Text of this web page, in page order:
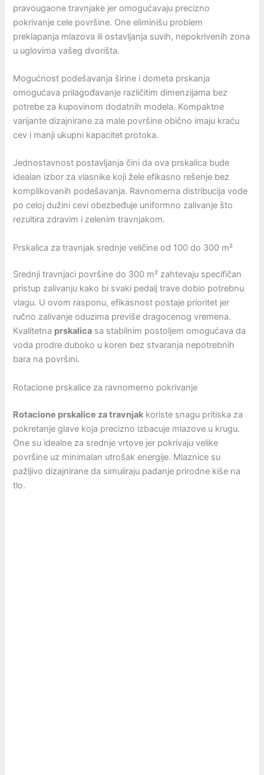
pravougaone travnjake jer omogućavaju precizno
pokrivanje cele površine. One eliminišu problem
preklapanja mlazova ili ostavljanja suvih, nepokrivenih zona
u uglovima vašeg dvorišta.
Mogućnost podešavanja širine i dometa prskanja
omogućava prilagođavanje različitim dimenzijama bez
potrebe za kupovinom dodatnih modela. Kompaktne
varijante dizajnirane za male površine obično imaju kraću
cev i manji ukupni kapacitet protoka.
Jednostavnost postavljanja čini da ova prskalica bude
idealan izbor za vlasnike koji žele efikasno rešenje bez
komplikovanih podešavanja. Ravnomerna distribucija vode
po celoj dužini cevi obezbeđuje uniformno zalivanje što
rezultira zdravim i zelenim travnjakom.
Prskalica za travnjak srednje veličine od 100 do 300 m²
Srednji travnjaci površine do 300 m² zahtevaju specifičan
pristup zalivanju kako bi svaki pedalj trave dobio potrebnu
vlagu. U ovom rasponu, efikasnost postaje prioritet jer
ručno zalivanje oduzima previše dragocenog vremena.
Kvalitetna prskalica sa stabilnim postoljem omogućava da
voda prodre duboko u koren bez stvaranja nepotrebnih
bara na površini.
Rotacione prskalice za ravnomerno pokrivanje
Rotacione prskalice za travnjak koriste snagu pritiska za
pokretanje glave koja precizno izbacuje mlazove u krugu.
One su idealne za srednje vrtove jer pokrivaju velike
površine uz minimalan utrošak energije. Mlaznice su
pažljivo dizajnirane da simuliraju padanje prirodne kiše na
tlo.